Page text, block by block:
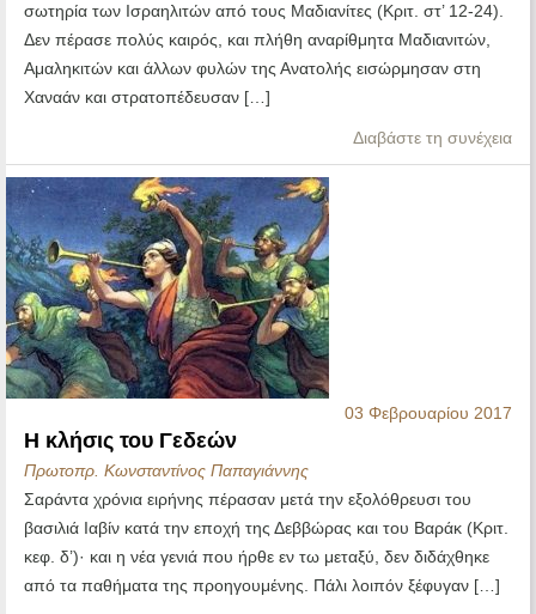
σωτηρία των Ισραηλιτών από τους Μαδιανίτες (Κριτ. στ’ 12-24).
Δεν πέρασε πολύς καιρός, και πλήθη αναρίθμητα Μαδιανιτών,
Αμαληκιτών και άλλων φυλών της Ανατολής εισώρμησαν στη
Χαναάν και στρατοπέδευσαν […]
Διαβάστε τη συνέχεια
03 Φεβρουαρίου 2017
Η κλήσις του Γεδεών
Πρωτοπρ. Κωνσταντίνος Παπαγιάννης
Σαράντα χρόνια ειρήνης πέρασαν μετά την εξολόθρευσι του
βασιλιά Ιαβίν κατά την εποχή της Δεββώρας και του Βαράκ (Κριτ.
κεφ. δ’)· και η νέα γενιά που ήρθε εν τω μεταξύ, δεν διδάχθηκε
από τα παθήματα της προηγουμένης. Πάλι λοιπόν ξέφυγαν […]